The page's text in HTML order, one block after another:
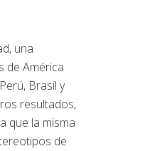
una
de América
Brasil y
resultados,
que la misma
de